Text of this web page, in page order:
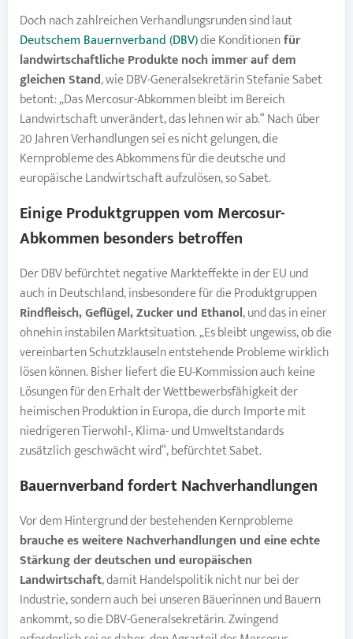
Doch nach zahlreichen Verhandlungsrunden sind laut
Deutschem Bauernverband (DBV)die Konditionenfür
landwirtschaftliche Produkte noch immer auf dem
gleichen Stand, wie DBV-Generalsekretärin Stefanie Sabet
betont: „Das Mercosur-Abkommen bleibt im Bereich
Landwirtschaft unverändert, das lehnen wir ab.“ Nach über
20 Jahren Verhandlungen sei es nicht gelungen, die
Kernprobleme des Abkommens für die deutsche und
europäische Landwirtschaft aufzulösen, so Sabet.
Einige Produktgruppen vom Mercosur-
Abkommen besonders betroffen
Der DBV befürchtet negative Markteffekte in der EU und
auch in Deutschland, insbesondere für die Produktgruppen
Rindfleisch, Geflügel, Zucker und Ethanol, und das in einer
ohnehin instabilen Marktsituation. „Es bleibt ungewiss, ob die
vereinbarten Schutzklauseln entstehende Probleme wirklich
lösen können. Bisher liefert die EU-Kommission auch keine
Lösungen für den Erhalt der Wettbewerbsfähigkeit der
heimischen Produktion in Europa, die durch Importe mit
niedrigeren Tierwohl-, Klima- und Umweltstandards
zusätzlich geschwächt wird“, befürchtet Sabet.
Bauernverband fordert Nachverhandlungen
Vor dem Hintergrund der bestehenden Kernprobleme
brauche es weitere Nachverhandlungen und eine echte
Stärkung der deutschen und europäischen
Landwirtschaft, damit Handelspolitik nicht nur bei der
Industrie, sondern auch bei unseren Bäuerinnen und Bauern
ankommt, so die DBV-Generalsekretärin. Zwingend